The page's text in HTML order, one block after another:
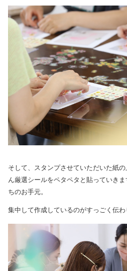
そして、スタンプさせていただいた紙
ん厳選シールをペタペタと貼っていき
ちのお手元。
集中して作成しているのがすっごく伝